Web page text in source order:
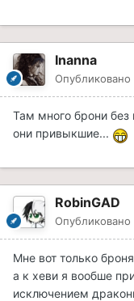
Inanna
Опубликовано
Там много брони
они привыкшие...
RobinGAD
Опубликовано
Мне вот только
а к хеви я вообше
исключением